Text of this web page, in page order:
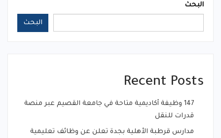
البحث
البحث
Recent Posts
147 وظيفة أكاديمية متاحة في جامعة القصيم عبر منصة
قدرات للنقل
مدارس قرطبة الأهلية بجدة تعلن عن وظائف تعليمية